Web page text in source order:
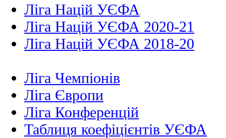
Ліга Націй УЄФА
Ліга Націй УЄФА 2020-21
Ліга Націй УЄФА 2018-20
Ліга Чемпіонів
Ліга Європи
Ліга Конференцій
Таблиця коефіцієнтів УЄФА